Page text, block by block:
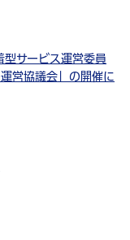
サービス運営委員
営協議会」の開催に